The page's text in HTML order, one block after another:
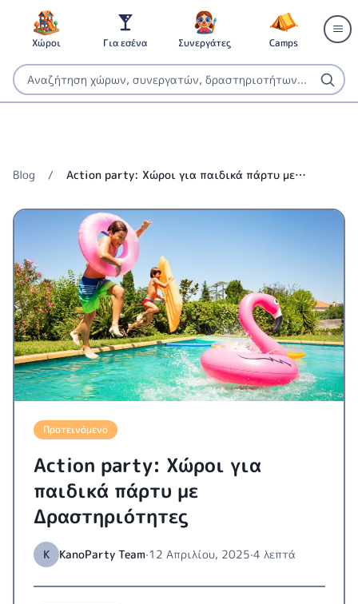
Χώροι Για εσένα Συνεργάτες Camps
Blog /
Αction party: Χώροι για παιδικά πάρτυ με
Προτεινόμενο
Αction party: Χώροι για
παιδικά πάρτυ με
Δραστηριότητες
K KanoParty Team·12 Απριλίου, 2025·4 λεπτά